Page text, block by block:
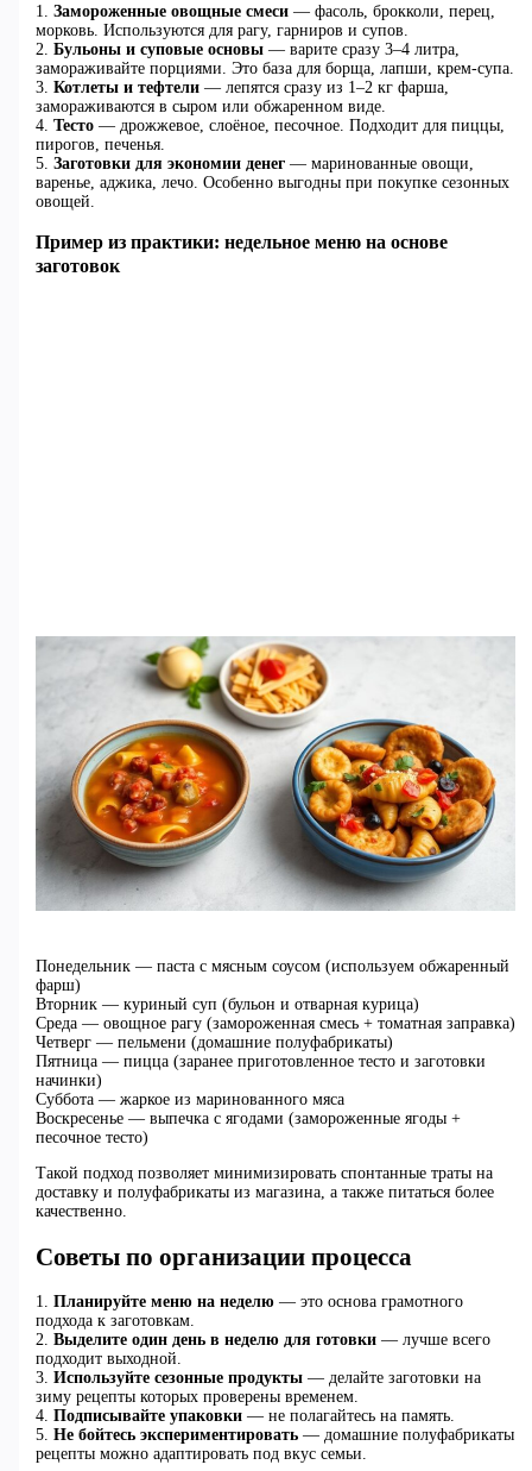
1. Замороженные овощные смеси— фасоль, брокколи, перец,
морковь. Используются для рагу, гарниров и супов.
2. Бульоны и суповые основы— варите сразу 3–4 литра,
замораживайте порциями. Это база для борща, лапши, крем-супа.
3. Котлеты и тефтели— лепятся сразу из 1–2 кг фарша,
замораживаются в сыром или обжаренном виде.
4. Тесто— дрожжевое, слоёное, песочное. Подходит для пиццы,
пирогов, печенья.
5. Заготовки для экономии денег— маринованные овощи,
варенье, аджика, лечо. Особенно выгодны при покупке сезонных
овощей.
Пример из практики: недельное меню на основе
заготовок
Понедельник — паста с мясным соусом (используем обжаренный
фарш)
Вторник — куриный суп (бульон и отварная курица)
Среда — овощное рагу (замороженная смесь + томатная заправка)
Четверг — пельмени (домашние полуфабрикаты)
Пятница — пицца (заранее приготовленное тесто и заготовки
начинки)
Суббота — жаркое из маринованного мяса
Воскресенье — выпечка с ягодами (замороженные ягоды +
песочное тесто)
Такой подход позволяет минимизировать спонтанные траты на
доставку и полуфабрикаты из магазина, а также питаться более
качественно.
Советы по организации процесса
1. Планируйте меню на неделю— это основа грамотного
подхода к заготовкам.
2. Выделите один день в неделю для готовки— лучше всего
подходит выходной.
3. Используйте сезонные продукты— делайте заготовки на
зиму рецепты которых проверены временем.
4. Подписывайте упаковки— не полагайтесь на память.
5. Не бойтесь экспериментировать— домашние полуфабрикаты
рецепты можно адаптировать под вкус семьи.